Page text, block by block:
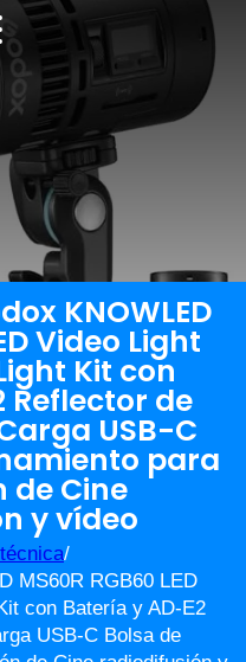
KNOWLED
Video Light
Kit con
Reflector de
USB-C
para
de Cine
y vídeo
/
MS60R RGB60 LED
con Batería y AD-E2
USB-C Bolsa de